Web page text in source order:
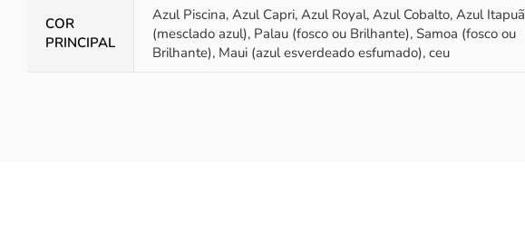
COR
PRINCIPAL
Azul Piscina, Azul Capri, Azul Royal, Azul Cobalto, Azul Itapuã
(mesclado azul), Palau (fosco ou Brilhante), Samoa (fosco ou
Brilhante), Maui (azul esverdeado esfumado), ceu